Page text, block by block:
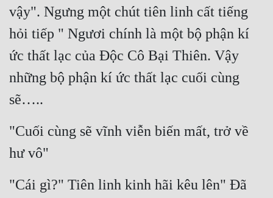
vậy". Ngưng một chút tiên linh cất tiếng
hỏi tiếp " Ngươi chính là một bộ phận kí
ức thất lạc của Độc Cô Bại Thiên. Vậy
những bộ phận kí ức thất lạc cuối cùng
sẽ…..
"Cuối cùng sẽ vĩnh viễn biến mất, trở về
hư vô"
"Cái gì?" Tiên linh kinh hãi kêu lên" Đã